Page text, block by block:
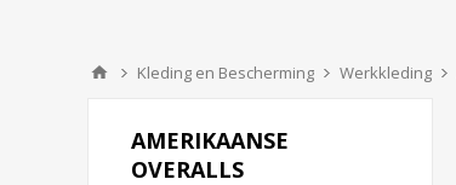
Kleding en Bescherming Werkkleding
AMERIKAANSE
OVERALLS